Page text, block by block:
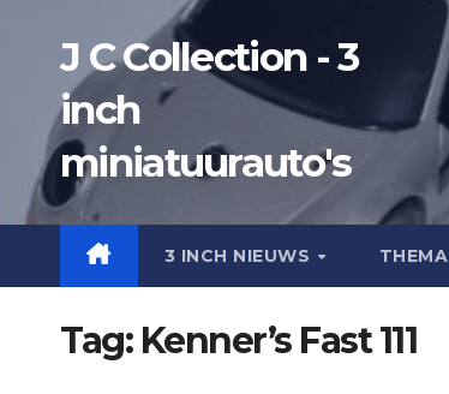
inhoud
J C Collection - 3
inch
miniatuurauto's
3 INCH NIEUWS THEMA
Tag: Kenner’s Fast 111